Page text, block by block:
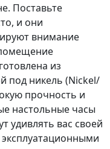
Поставьте
и они
внимание
из
под никель (Nickel/
прочность и
настольные часы
удивлять вас своей